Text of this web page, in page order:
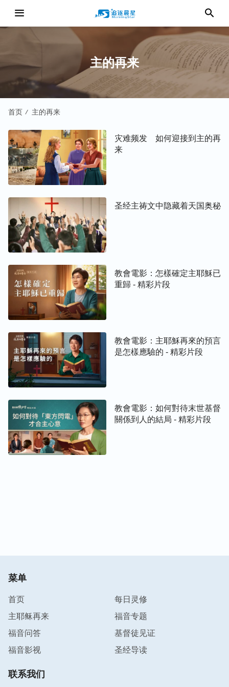
主的再来
首页 / 主的再来
灾难频发 如何迎接到主的再
来
圣经主祷文中隐藏着天国奥秘
教會電影：怎樣確定主耶穌已
重歸 - 精彩片段
教會電影：主耶穌再來的預言
是怎樣應驗的 - 精彩片段
教會電影：如何對待末世基督
關係到人的結局 - 精彩片段
菜单
首页
每日灵修
主耶稣再来
福音专题
福音问答
基督徒见证
福音影视
圣经导读
联系我们